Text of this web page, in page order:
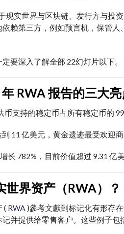
现实世界与区块链、发行方与投
依赖第三方，例如预言机， 保管人
要深入了解全部 22幻灯片以下。
RWA 报告的三大
币支持的稳定币占所有稳定币的
11 亿美元，黄金遗迹最受欢迎
长 782%，目前价值超过 9.31 亿
世界资产（RWA）？
( RWA )參考文獻到标记化有形存
记并提供给零售客户。这些例子包